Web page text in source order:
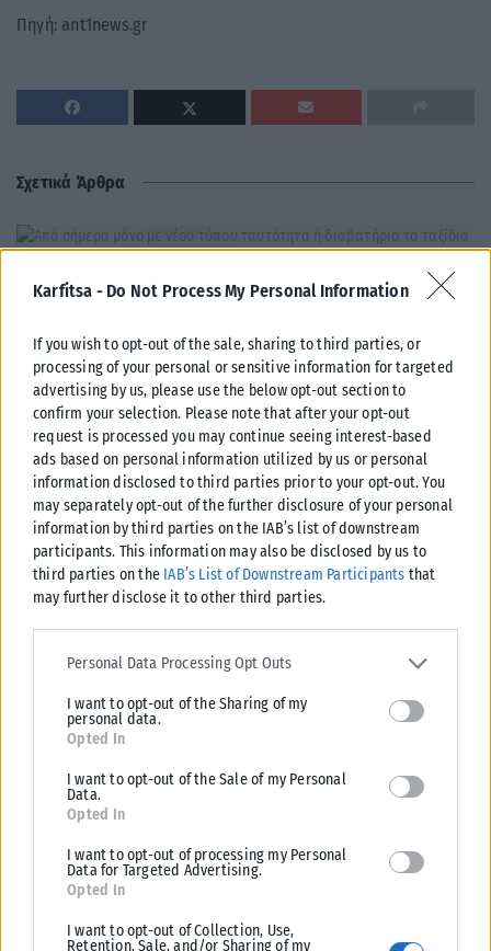
Karfitsa - Do Not Process My Personal Information
If you wish to opt-out of the sale, sharing to third parties, or
processing of your personal or sensitive information for targeted
advertising by us, please use the below opt-out section to
confirm your selection. Please note that after your opt-out
request is processed you may continue seeing interest-based
ads based on personal information utilized by us or personal
information disclosed to third parties prior to your opt-out. You
may separately opt-out of the further disclosure of your personal
information by third parties on the IAB’s list of downstream
participants. This information may also be disclosed by us to
third parties on the IAB’s List of Downstream Participants that
may further disclose it to other third parties.
Please note that this website/app uses one or more Google
services and may gather and store information including but not
deny consent to Google and its third-party tags to use your data
for below specified purposes in below Google consent section.
Personal Data Processing Opt Outs
I want to opt-out of the Sharing of my
personal data.
Opted In
I want to opt-out of the Sale of my Personal
Data.
Opted In
I want to opt-out of processing my Personal
Data for Targeted Advertising.
Opted In
I want to opt-out of Collection, Use,
Retention, Sale, and/or Sharing of my
Πηγή: ant1news.gr
Σχετικά Άρθρα
ΕΛΛΆΔΑ
Από σήμερα μόνο με νέου τύπου ταυτότητα ή διαβατήριο τα
ταξίδια στο εξωτερικό
Από σήμερα, 3 Αυγούστου, οι παλαιού τύπου «μπλε» αστυνομικές
ταυτότητες παύουν να ισχύουν ως ταξιδιωτικά έγγραφα για το
ΑΝΑΡΤΉΘΗΚΕ ΑΠΌKARFITSANEWS 03/08/2026